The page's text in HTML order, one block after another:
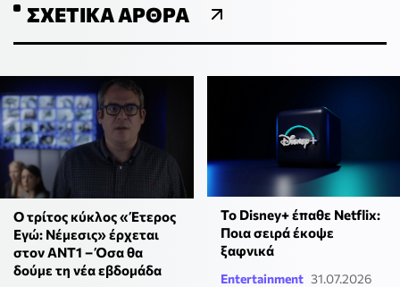
ΣΧΕΤΙΚΆ ΆΡΘΡΑ
Ο τρίτος κύκλος «Έτερος
Εγώ: Νέμεσις» έρχεται
στον ΑΝΤ1 – Όσα θα
δούμε τη νέα εβδομάδα
Το Disney+ έπαθε Netflix:
Ποια σειρά έκοψε
ξαφνικά
Entertainment 31.07.2026